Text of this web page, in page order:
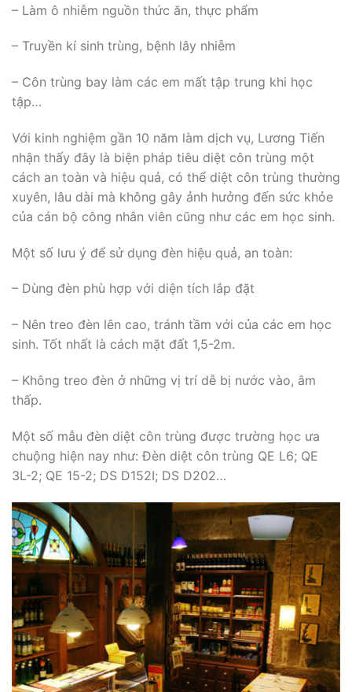
– Làm ô nhiễm nguồn thức ăn, thực phẩm
– Truyền kí sinh trùng, bệnh lây nhiễm
– Côn trùng bay làm các em mất tập trung khi học
tập…
Với kinh nghiệm gần 10 năm làm dịch vụ, Lương Tiến
nhận thấy đây là biện pháp tiêu diệt côn trùng một
cách an toàn và hiệu quả, có thể diệt côn trùng thường
xuyên, lâu dài mà không gây ảnh hưởng đến sức khỏe
của cán bộ công nhân viên cũng như các em học sinh.
Một số lưu ý để sử dụng đèn hiệu quả, an toàn:
– Dùng đèn phù hợp với diện tích lắp đặt
– Nên treo đèn lên cao, tránh tầm với của các em học
sinh. Tốt nhất là cách mặt đất 1,5-2m.
– Không treo đèn ở những vị trí dễ bị nước vào, âm
thấp.
Một số mẫu đèn diệt côn trùng được trường học ưa
chuộng hiện nay như: Đèn diệt côn trùng QE L6; QE
3L-2; QE 15-2; DS D152I; DS D202…